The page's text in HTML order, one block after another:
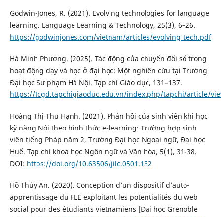
Godwin-Jones, R. (2021). Evolving technologies for language
learning. Language Learning & Technology, 25(3), 6–26.
https://godwinjones.com/vietnam/articles/evolving_tech.pdf
Hà Minh Phương. (2025). Tác động của chuyển đổi số trong
hoạt động dạy và học ở đại học: Một nghiên cứu tại Trường
Đại học Sư phạm Hà Nội. Tạp chí Giáo dục, 131–137.
https://tcgd.tapchigiaoduc.edu.vn/index.php/tapchi/article/
Hoàng Thị Thu Hạnh. (2021). Phản hồi của sinh viên khi học
kỹ năng Nói theo hình thức e-learning: Trường hợp sinh
viên tiếng Pháp năm 2, Trường Đại học Ngoại ngữ, Đại học
Huế. Tạp chí khoa học Ngôn ngữ và Văn hóa, 5(1), 31-38.
DOI: https://doi.org/10.63506/jilc.0501.132
Hồ Thủy An. (2020). Conception d’un dispositif d’auto-
apprentissage du FLE exploitant les potentialités du web
social pour des étudiants vietnamiens [Đại học Grenoble